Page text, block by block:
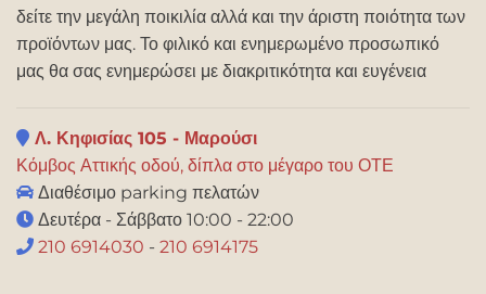
δείτε την μεγάλη ποικιλία αλλά και την άριστη ποιότητα των
προϊόντων μας. Το φιλικό και ενημερωμένο προσωπικό
μας θα σας ενημερώσει με διακριτικότητα και ευγένεια
Λ. Κηφισίας 105 - Μαρούσι
Κόμβος Αττικής οδού, δίπλα στο μέγαρο του ΟΤΕ
Διαθέσιμο parking πελατών
Δευτέρα - Σάββατο 10:00 - 22:00
210 6914030 - 210 6914175